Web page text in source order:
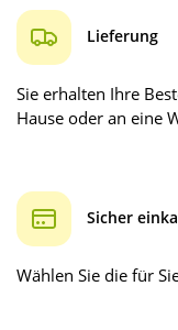
Lieferung
Sie erhalten Ihre
Hause oder an eine
Sicher
Wählen Sie die für